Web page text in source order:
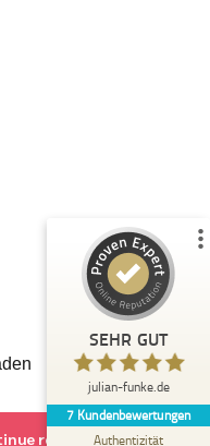
reading
SEHR GUT
julian-funke.de
7 Kundenbewertungen
Authentizität
über dieses Bewertungssiegel
Anonym
5,00
ist ein wirklicher Experte im KI
der auch den technischen
mitbringt und Wis...